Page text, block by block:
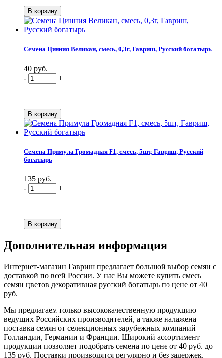
Семена Цинния Великан, смесь, 0,3г, Гавриш, Русский богатырь
40 руб.
-
+
Семена Примула Громадная F1, смесь, 5шт, Гавриш, Русский
богатырь
135 руб.
-
+
Дополнительная информация
Интернет-магазин Гавриш предлагает большой выбор семян с
доставкой по всей России. У нас Вы можете купить смесь
семян цветов декоративная русский богатырь по цене от 40
руб.
Мы предлагаем только высококачественную продукцию
ведущих Российских производителей, а также налажена
поставка семян от селекционных зарубежных компаний
Голландии, Германии и Франции. Широкий ассортимент
продукции позволяет подобрать семена по цене от 40 руб. до
135 руб. Поставки производятся регулярно и без задержек.